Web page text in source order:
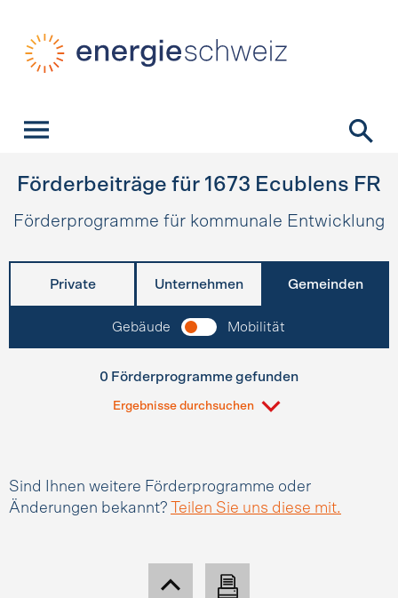
Förderbeiträge für 1673 Ecublens FR
Förderprogramme für kommunale Entwicklung
Private Unternehmen Gemeinden
Gebäude Mobilität
0 Förderprogramme gefunden
Ergebnisse durchsuchen
Sind Ihnen weitere Förderprogramme oder
Änderungen bekannt?
Teilen Sie uns diese mit.